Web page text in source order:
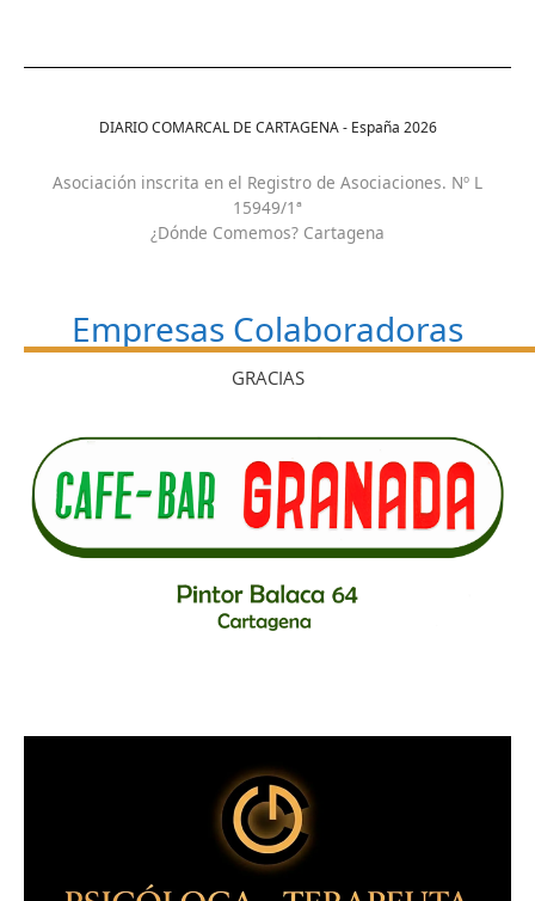
DIARIO COMARCAL DE CARTAGENA - España 2026
Asociación inscrita en el Registro de Asociaciones. Nº L
15949/1ª
¿Dónde Comemos? Cartagena
Empresas Colaboradoras
GRACIAS